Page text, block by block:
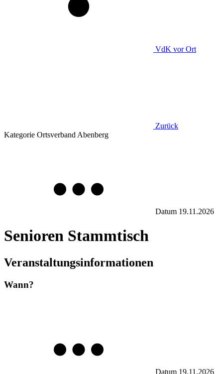
VdK vor Ort
Zurück
Kategorie Ortsverband Abenberg
Datum 19.11.2026
Senioren Stammtisch
Veranstaltungsinformationen
Wann?
Datum 19.11.2026